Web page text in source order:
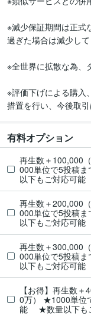
※減少保証期間は正式
過ぎた場合は減少し
※全世界に拡散な為、
※評価下げによる購入
措置を行い、今後取
有料オプション
再生数＋100,000
000単位で5投稿
以下もご対応可能
再生数＋200,000
000単位で5投稿
以下もご対応可能
再生数＋300,000
000単位で5投稿
以下もご対応可能
【お得】再生数
0万） ★1000単位
能 ★数量以下も